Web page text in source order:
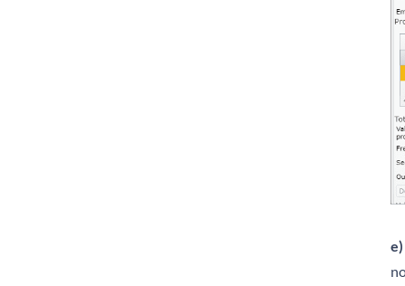
e)